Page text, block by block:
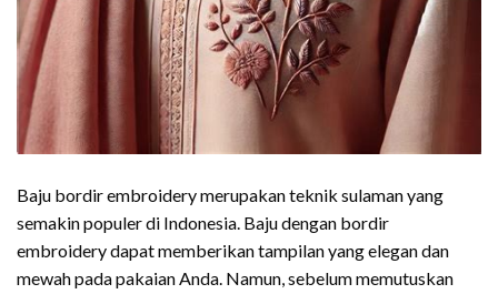
Baju bordir embroidery merupakan teknik sulaman yang
semakin populer di Indonesia. Baju dengan bordir
embroidery dapat memberikan tampilan yang elegan dan
mewah pada pakaian Anda. Namun, sebelum memutuskan